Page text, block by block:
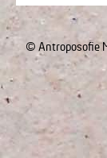
© Antroposofie